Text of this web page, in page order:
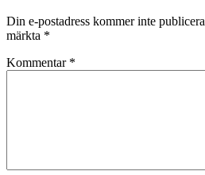
Din e-postadress kommer inte
märkta *
Kommentar *